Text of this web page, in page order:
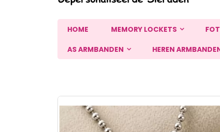
HOME MEMORY LOCKETS
AS ARMBANDEN HEREN
Ga
naar